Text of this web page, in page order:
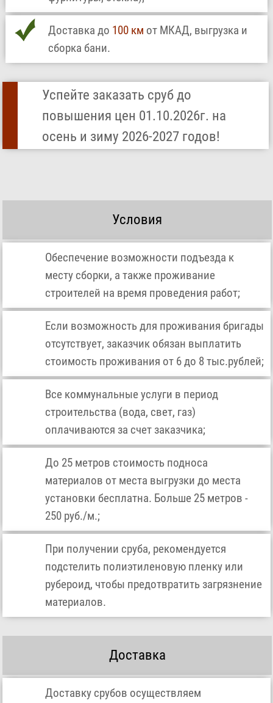
Доставка до 100 км от МКАД, выгрузка и
сборка бани.
Успейте заказать сруб до
повышения цен 01.10.2026г. на
осень и зиму 2026-2027 годов!
Условия
Обеспечение возможности подъезда к
месту сборки, а также проживание
строителей на время проведения работ;
Если возможность для проживания бригады
отсутствует, заказчик обязан выплатить
стоимость проживания от 6 до 8 тыс.рублей;
Все коммунальные услуги в период
строительства (вода, свет, газ)
оплачиваются за счет заказчика;
До 25 метров стоимость подноса
материалов от места выгрузки до места
установки бесплатна. Больше 25 метров -
250 руб./м.;
При получении сруба, рекомендуется
подстелить полиэтиленовую пленку или
рубероид, чтобы предотвратить загрязнение
материалов.
Доставка
Доставку срубов осуществляем